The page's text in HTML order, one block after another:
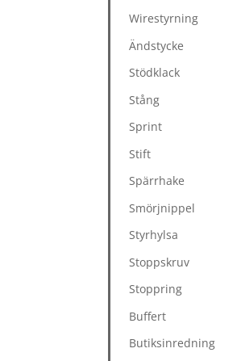
Wirestyrning
Ändstycke
Stödklack
Stång
Sprint
Stift
Spärrhake
Smörjnippel
Styrhylsa
Stoppskruv
Stoppring
Buffert
Butiksinredning